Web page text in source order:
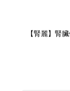
【腎麗】腎